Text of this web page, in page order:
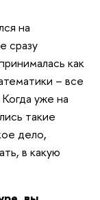
на
сразу
как
– все
уже на
такие
дело,
в какую